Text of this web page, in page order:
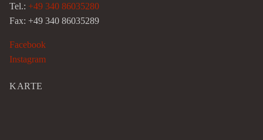
Tel.: +49 340 86035280
Fax: +49 340 86035289
Facebook
Instagram
KARTE